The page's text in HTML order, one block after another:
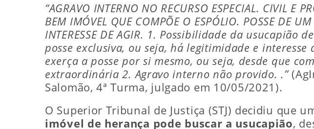
“AGRAVO INTERNO NO RECURSO ESPECIAL. CIVIL E
BEM IMÓVEL QUE COMPÕE O ESPÓLIO. POSSE DE
INTERESSE DE AGIR. 1. Possibilidade da
posse exclusiva, ou seja, há legitimidade e
exerça a posse por si mesmo, ou seja, desde que
extraordinária 2. Agravo interno não provido. .”
Salomão, 4ª Turma, julgado em 10/05/2021).
O Superior Tribunal de Justiça (STJ) decidiu que
imóvel de herança pode buscar a usucapião,